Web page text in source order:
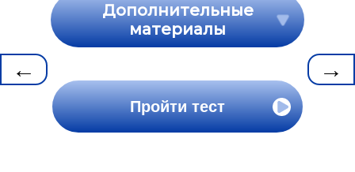
← →
Дополнительные
материалы
Пройти тест